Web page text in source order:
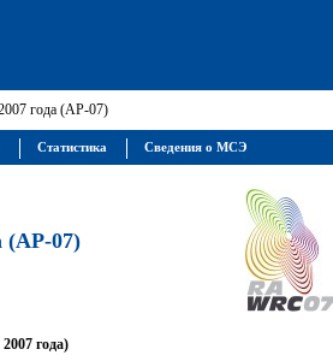
года (АР-07)
(АР-07)
года)
Статистика Сведения о МСЭ